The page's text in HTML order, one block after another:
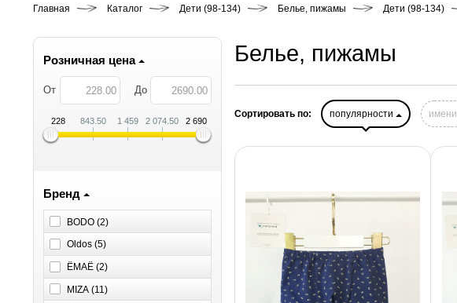
Главная Каталог Дети (98-134) Белье, пижамы Дети (98-134)
Розничная цена
От До
228 843.50 1 459 2 074.50 2 690
Бренд
BODO (2)
Oldos (5)
ЁМАЁ (2)
MIZA (11)
Белье, пижамы
Сортировать по: популярности имени